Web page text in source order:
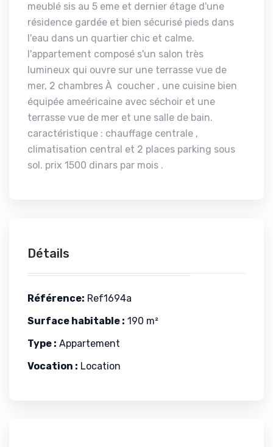
meublé sis au 5 eme et dernier étage d'une
résidence gardée et bien sécurisé pieds dans
l'eau dans un quartier chic et calme.
l'appartement composé s'un salon très
lumineux qui ouvre sur une terrasse vue de
mer, 2 chambres À coucher , une cuisine bien
équipée ameéricaine avec séchoir et une
terrasse vue de mer et une salle de bain.
caractéristique : chauffage centrale ,
climatisation central et 2 places parking sous
sol. prix 1500 dinars par mois .
Détails
Référence: Ref1694a
Surface habitable : 190 m²
Type : Appartement
Vocation : Location